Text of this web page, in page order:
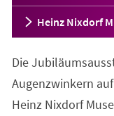
Heinz Nixdorf
Die
Augenzwinkern
Heinz Nixdorf